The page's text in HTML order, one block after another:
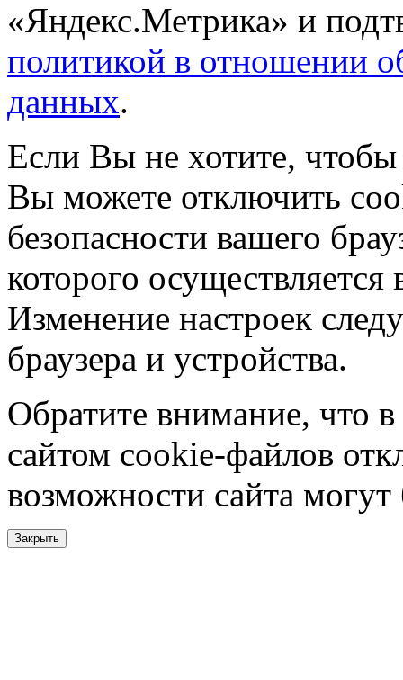
«Яндекс.Метрика» и
политикой в отношении
данных.
Если Вы не хотите,
Вы можете отключить
безопасности вашего
которого
Изменение настроек
браузера и устройства.
Обратите внимание, что в
сайтом cookie-файлов
возможности сайта
Закрыть